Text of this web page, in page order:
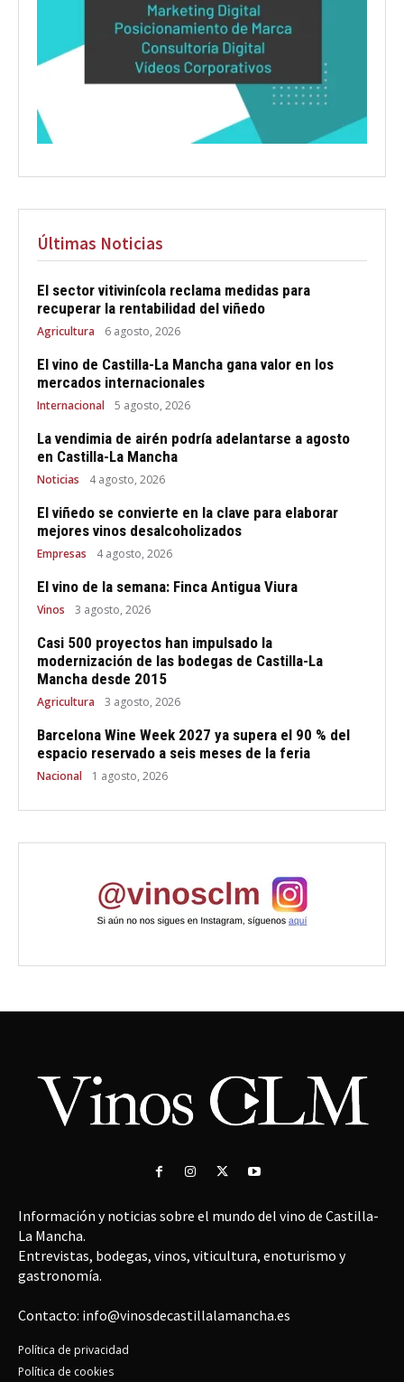
Últimas Noticias
El sector vitivinícola reclama medidas para
recuperar la rentabilidad del viñedo
Agricultura 6 agosto, 2026
El vino de Castilla-La Mancha gana valor en los
mercados internacionales
Internacional 5 agosto, 2026
La vendimia de airén podría adelantarse a agosto
en Castilla-La Mancha
Noticias 4 agosto, 2026
El viñedo se convierte en la clave para elaborar
mejores vinos desalcoholizados
Empresas 4 agosto, 2026
El vino de la semana: Finca Antigua Viura
Vinos 3 agosto, 2026
Casi 500 proyectos han impulsado la
modernización de las bodegas de Castilla-La
Mancha desde 2015
Agricultura 3 agosto, 2026
Barcelona Wine Week 2027 ya supera el 90 % del
espacio reservado a seis meses de la feria
Nacional 1 agosto, 2026
Información y noticias sobre el mundo del vino de Castilla-
La Mancha.
Entrevistas, bodegas, vinos, viticultura, enoturismo y
gastronomía.
Contacto: info@vinosdecastillalamancha.es
Política de privacidad
Política de cookies